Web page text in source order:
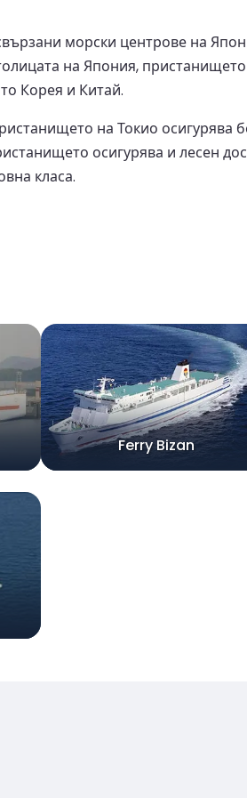
морски центрове на
на Япония,
Корея и Китай.
на Токио осигурява
осигурява и лесен
класа.
Ferry Bizan